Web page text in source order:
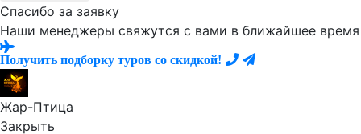
Спасибо за заявку
Наши менеджеры свяжутся с вами в ближайшее время
Получить подборку туров со скидкой!
Жар-Птица
Закрыть